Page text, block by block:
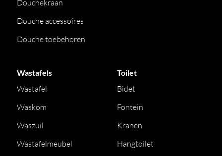
Douchekraan
Douche accessoires
Douche toebehoren
Wastafels
Wastafel
Waskom
Waszuil
Wastafelmeubel
Toilet
Bidet
Fontein
Kranen
Hangtoilet